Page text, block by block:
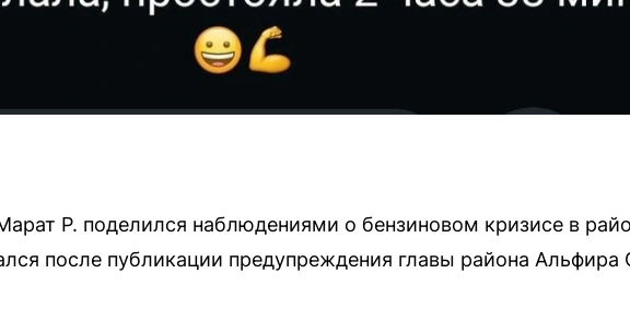
Р. поделился наблюдениями о бензиновом кризисе в
после публикации предупреждения главы района Альфира